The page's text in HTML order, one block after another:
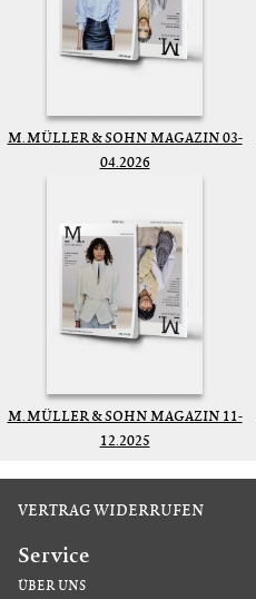
M. MÜLLER & SOHN MAGAZIN 03-
04.2026
M. MÜLLER & SOHN MAGAZIN 11-
12.2025
VERTRAG WIDERRUFEN
Service
ÜBER UNS